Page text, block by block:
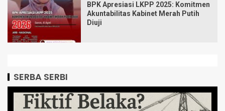
BPK Apresiasi LKPP 2025: Komitmen
Akuntabilitas Kabinet Merah Putih
Diuji
SERBA SERBI